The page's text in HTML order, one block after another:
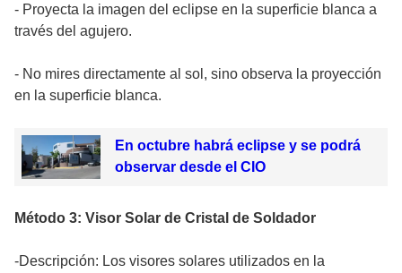
- Proyecta la imagen del eclipse en la superficie blanca a
través del agujero.
- No mires directamente al sol, sino observa la proyección
en la superficie blanca.
En octubre habrá eclipse y se podrá
observar desde el CIO
Método 3: Visor Solar de Cristal de Soldador
-Descripción: Los visores solares utilizados en la